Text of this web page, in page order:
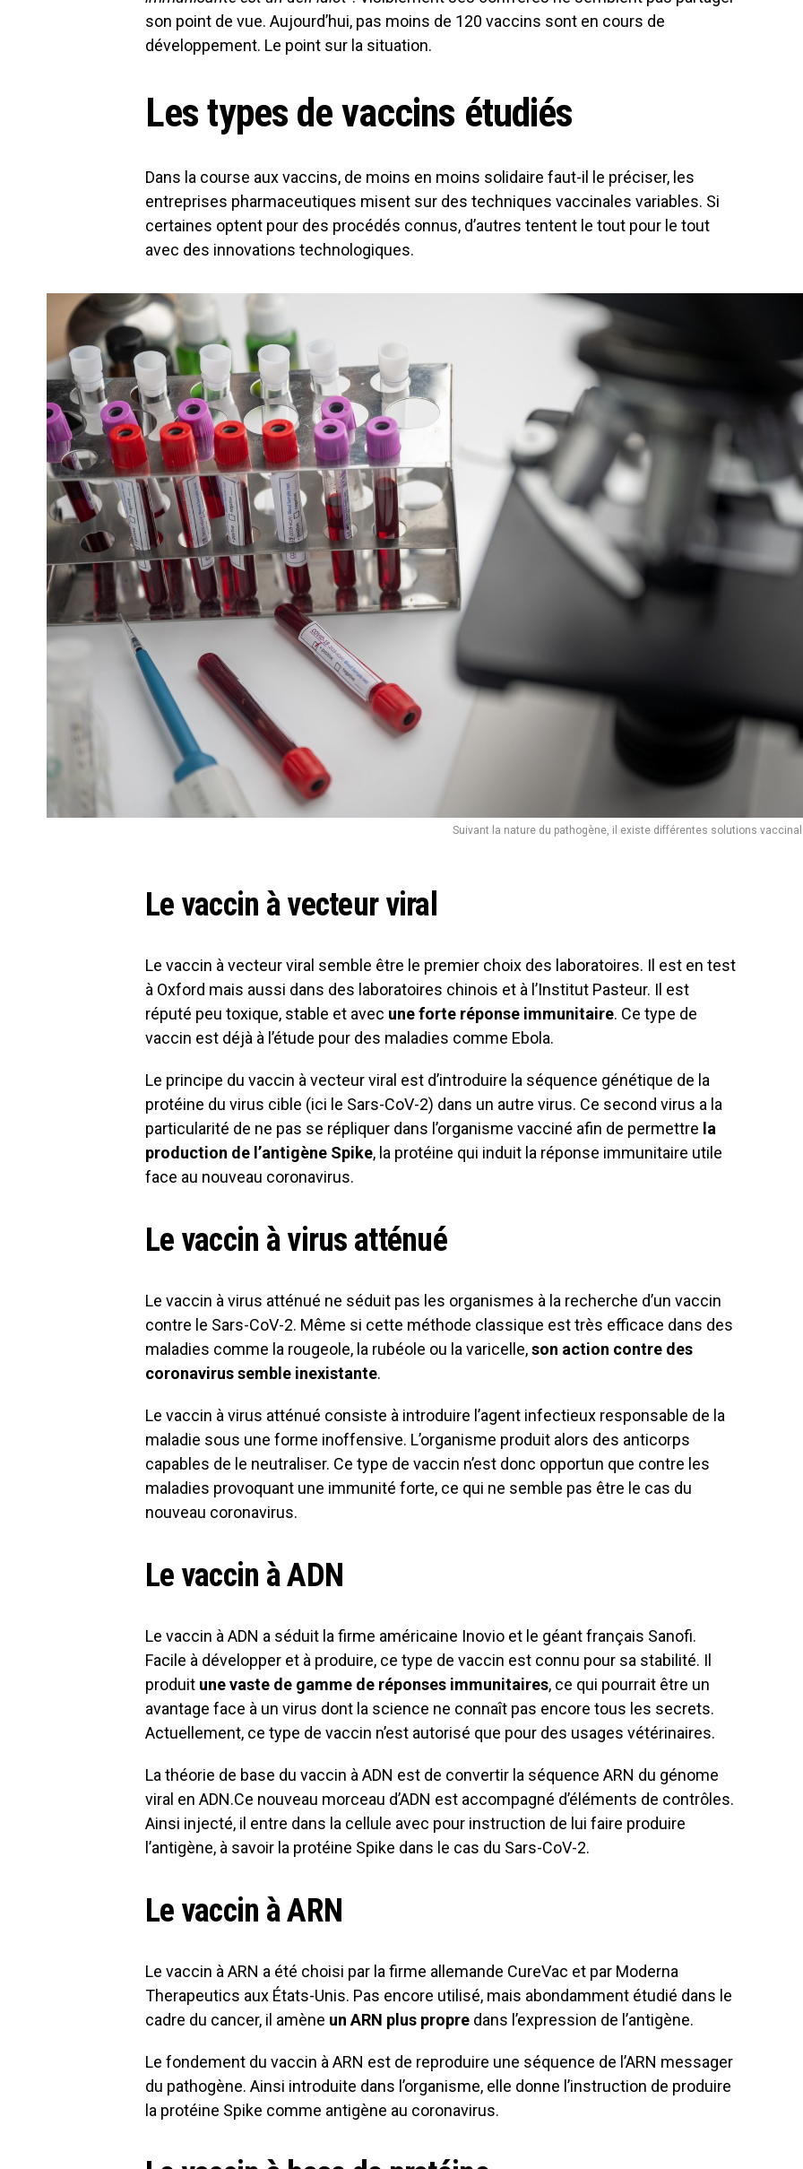
son point de vue. Aujourd’hui, pas moins de 120 vaccins sont en cours de
développement. Le point sur la situation.
Les types de vaccins étudiés
Dans la course aux vaccins, de moins en moins solidaire faut-il le préciser, les
entreprises pharmaceutiques misent sur des techniques vaccinales variables. Si
certaines optent pour des procédés connus, d’autres tentent le tout pour le tout
avec des innovations technologiques.
Suivant la nature du pathogène, il existe différentes solutions
Le vaccin à vecteur viral
Le vaccin à vecteur viral semble être le premier choix des laboratoires. Il est en test
à Oxford mais aussi dans des laboratoires chinois et à l’Institut Pasteur. Il est
réputé peu toxique, stable et avec une forte réponse immunitaire. Ce type de
vaccin est déjà à l’étude pour des maladies comme Ebola.
Le principe du vaccin à vecteur viral est d’introduire la séquence génétique de la
protéine du virus cible (ici le Sars-CoV-2) dans un autre virus. Ce second virus a la
particularité de ne pas se répliquer dans l’organisme vacciné afin de permettre la
production de l’antigène Spike, la protéine qui induit la réponse immunitaire utile
face au nouveau coronavirus.
Le vaccin à virus atténué
Le vaccin à virus atténué ne séduit pas les organismes à la recherche d’un vaccin
contre le Sars-CoV-2. Même si cette méthode classique est très efficace dans des
maladies comme la rougeole, la rubéole ou la varicelle,son action contre des
coronavirus semble inexistante.
Le vaccin à virus atténué consiste à introduire l’agent infectieux responsable de la
maladie sous une forme inoffensive. L’organisme produit alors des anticorps
capables de le neutraliser. Ce type de vaccin n’est donc opportun que contre les
maladies provoquant une immunité forte, ce qui ne semble pas être le cas du
nouveau coronavirus.
Le vaccin à ADN
Le vaccin à ADN a séduit la firme américaine Inovio et le géant français Sanofi.
Facile à développer et à produire, ce type de vaccin est connu pour sa stabilité. Il
produit une vaste de gamme de réponses immunitaires, ce qui pourrait être un
avantage face à un virus dont la science ne connaît pas encore tous les secrets.
Actuellement, ce type de vaccin n’est autorisé que pour des usages vétérinaires.
La théorie de base du vaccin à ADN est de convertir la séquence ARN du génome
viral en ADN.Ce nouveau morceau d’ADN est accompagné d’éléments de contrôles.
Ainsi injecté, il entre dans la cellule avec pour instruction de lui faire produire
l’antigène, à savoir la protéine Spike dans le cas du Sars-CoV-2.
Le vaccin à ARN
Le vaccin à ARN a été choisi par la firme allemande CureVac et par Moderna
Therapeutics aux États-Unis. Pas encore utilisé, mais abondamment étudié dans le
cadre du cancer, il amène un ARN plus propre dans l’expression de l’antigène.
Le fondement du vaccin à ARN est de reproduire une séquence de l’ARN messager
du pathogène. Ainsi introduite dans l’organisme, elle donne l’instruction de produire
la protéine Spike comme antigène au coronavirus.